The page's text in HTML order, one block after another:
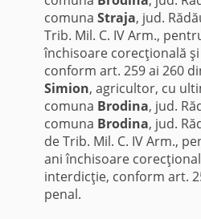
comuna Straja, jud.
Trib. Mil. C. IV Arm.,
închisoare corecţională
conform art. 259 ai 260
Simion, agricultor, cu
comuna Brodina, jud.
comuna Brodina, jud.
de Trib. Mil. C. IV Arm.,
ani închisoare
interdicţie, conform art.
penal.